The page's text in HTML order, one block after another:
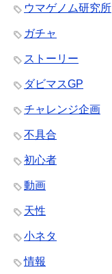
ウマゲノム研究所
ガチャ
ストーリー
ダビマスGP
チャレンジ企画
不具合
初心者
動画
天性
小ネタ
情報